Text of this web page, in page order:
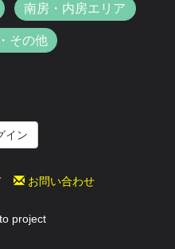
南房・内房エリア
その他
イン
お問い合わせ
project